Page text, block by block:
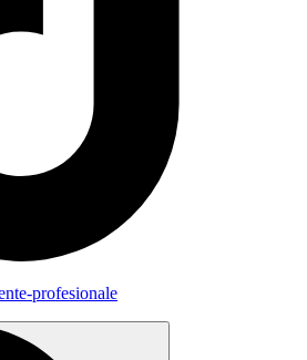
Search